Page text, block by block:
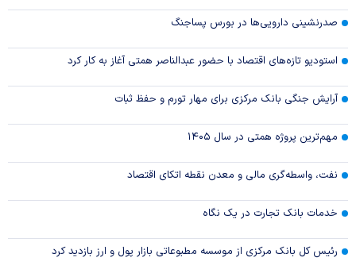
صدرنشینی دارویی‌ها در بورس پساجنگ
استودیو تازه‌های اقتصاد با حضور عبدالناصر همتی آغاز به کار کرد
آرایش جنگی بانک مرکزی برای مهار تورم و حفظ ثبات
مهم‌ترین پروژه همتی در سال ۱۴۰۵
نفت، واسطه‌گری مالی و معدن نقطه اتکای اقتصاد
خدمات بانک تجارت در یک نگاه
رئیس کل بانک مرکزی از موسسه مطبوعاتی بازار پول و ارز بازدید کرد